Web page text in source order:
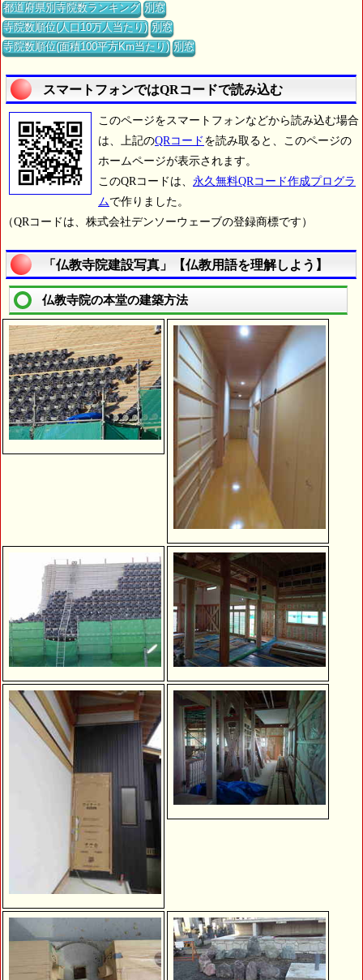
都道府県別寺院数ランキング 別窓
寺院数順位(人口10万人当たり) 別窓
寺院数順位(面積100平方Km当たり) 別窓
スマートフォンではQRコードで読み込む
このページをスマートフォンなどから読み込む場合
は、上記のQRコード を読み取ると、このページの
ホームページが表示されます。
このQRコードは、 永久無料QRコード作成プログラ
ムで作りました。
（QRコードは、株式会社デンソーウェーブの登録商標です）
「仏教寺院建設写真」【仏教用語を理解しよう】
仏教寺院の本堂の建築方法